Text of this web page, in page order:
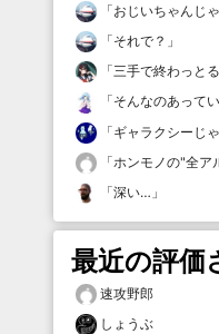
「おじいちゃんじ
「それで？ 」
「三手で終わっと
「そんなのあって
「ギャラクシーじ
「ホンモノの"全ア
「深い… 」
最近の評価
速攻野郎
しょうぶ